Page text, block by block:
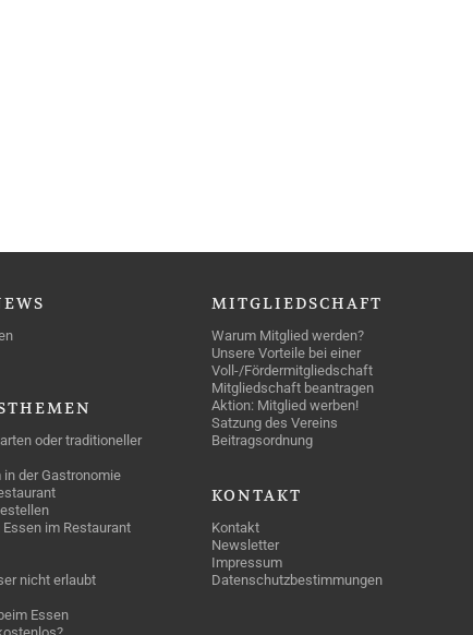
oder traditioneller
der Gastronomie
im Restaurant
nicht erlaubt
Essen
MITGLIEDSCHAFT
Warum Mitglied werden?
Unsere Vorteile bei einer
Voll-/Fördermitgliedschaft
Mitgliedschaft beantragen
Aktion: Mitglied werben!
Satzung des Vereins
Beitragsordnung
KONTAKT
Kontakt
Newsletter
Impressum
Datenschutzbestimmungen